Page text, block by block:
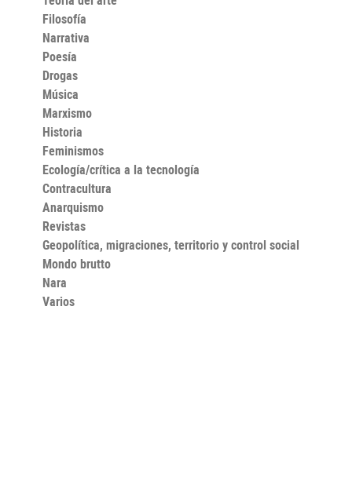
Filosofía
Narrativa
Poesía
Drogas
Música
Marxismo
Historia
Feminismos
Ecología/crítica a la tecnología
Contracultura
Anarquismo
Revistas
Geopolítica, migraciones, territorio y control social
Mondo brutto
Nara
Varios